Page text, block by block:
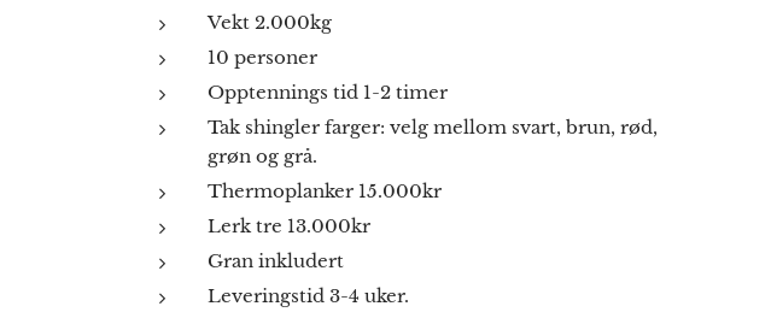
Vekt 2.000kg
10 personer
Opptennings tid 1-2 timer
Tak shingler farger: velg mellom svart, brun, rød,
grøn og grå.
Thermoplanker 15.000kr
Lerk tre 13.000kr
Gran inkludert
Leveringstid 3-4 uker.